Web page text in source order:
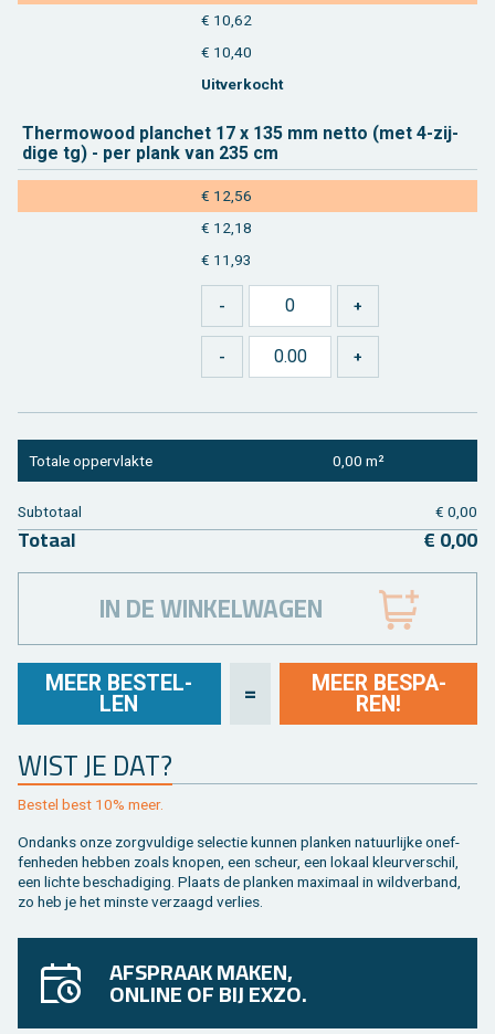
€ 10,62
€ 10,40
Uit­ver­kocht
Ther­mo­wood plan­chet 17 x 135 mm netto (met 4-zij­
di­ge tg) - per plank van 235 cm
€ 12,56
€ 12,18
€ 11,93
MEER BE­STEL­
LEN
=
MEER BE­SPA­
REN!
WIST JE DAT?
Be­stel best 10% meer.
On­danks onze zorg­vul­di­ge se­lec­tie kun­nen plan­ken na­tuur­lij­ke on­ef­
fen­he­den heb­ben zoals kno­pen, een scheur, een lo­kaal kleur­ver­schil,
een lich­te be­scha­di­ging. Plaats de plan­ken maxi­maal in wild­ver­band,
zo heb je het min­ste ver­zaagd ver­lies.
To­ta­le op­per­vlak­te 0,00 m²
Sub­to­taal € 0,00
To­taal € 0,00
IN DE WINKELWAGEN
AFSPRAAK MAKEN,
ONLINE OF BIJ EXZO.